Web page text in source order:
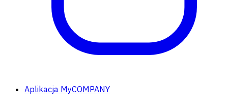
Aplikacja MyCOMPANY